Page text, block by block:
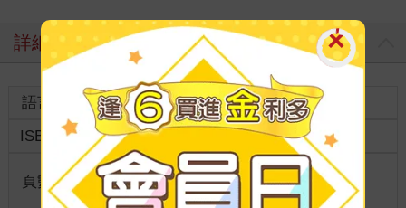
詳細資料
語言 中文繁體
裝訂
ISBN
9786264340205 分級 限制級
頁數 240
商品規
格
25開15*21cm